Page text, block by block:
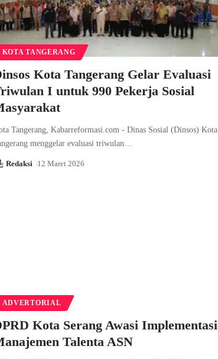
KOTA TANGERANG
Kota Tangerang Gelar Evaluasi
I untuk 990 Pekerja Sosial
Tangerang, Kabarreformasi.com - Dinas Sosial (Dinsos) Kota
menggelar evaluasi triwulan…
Redaksi 12 Maret 2026
ADVERTORIAL
Kota Serang Awasi Implementasi
Talenta ASN